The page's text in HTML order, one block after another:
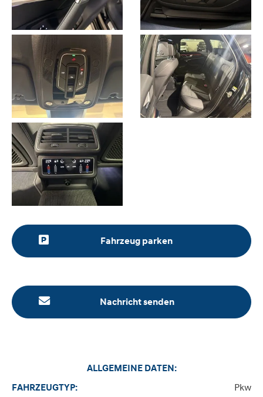
Fahrzeug parken
Nachricht senden
ALLGEMEINE DATEN:
FAHRZEUGTYP:
Pkw